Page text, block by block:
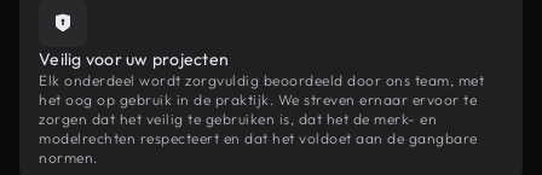
Veilig voor uw projecten
Elk onderdeel wordt zorgvuldig beoordeeld door ons team, met
het oog op gebruik in de praktijk. We streven ernaar ervoor te
zorgen dat het veilig te gebruiken is, dat het de merk- en
modelrechten respecteert en dat het voldoet aan de gangbare
normen.